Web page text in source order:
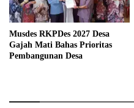
Musdes RKPDes 2027 Desa
Gajah Mati Bahas Prioritas
Pembangunan Desa